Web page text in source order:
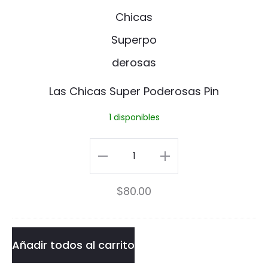
s
C
h
a
S
u
p
r
Las Chicas Super Poderosas Pin
1 disponibles
Las
Chicas
Super
Poderosas
Pin
$80.00
Añadir todos al carrito